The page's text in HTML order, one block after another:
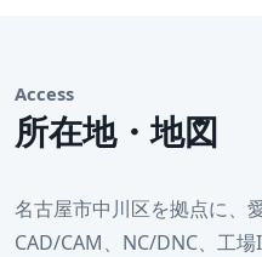
Access
所在地・地図
名古屋市中川区を拠点に、
CAD/CAM、NC/DNC、工